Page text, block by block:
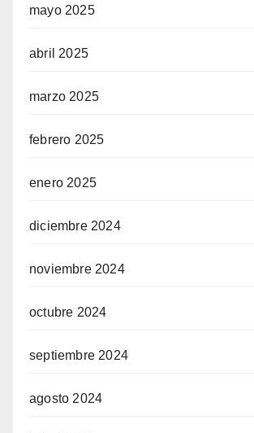
mayo 2025
abril 2025
marzo 2025
febrero 2025
enero 2025
diciembre 2024
noviembre 2024
octubre 2024
septiembre 2024
agosto 2024